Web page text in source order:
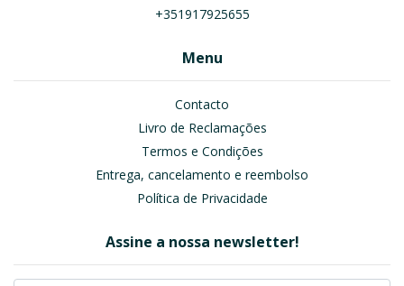
+351917925655
Menu
Contacto
Livro de Reclamações
Termos e Condições
Entrega, cancelamento e reembolso
Política de Privacidade
Assine a nossa newsletter!